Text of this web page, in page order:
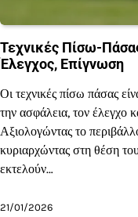
Τεχνικές Πίσω-
Έλεγχος, Επίγνωση
Οι τεχνικές πίσω πάσας
την ασφάλεια, τον έλεγχο
Αξιολογώντας το
κυριαρχώντας στη θέση
εκτελούν…
21/01/2026